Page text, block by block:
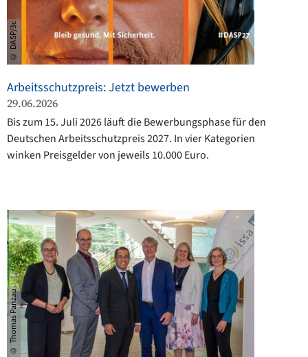
© DASP/3c
Arbeitsschutzpreis: Jetzt bewerben
29.06.2026
Bis zum 15. Juli 2026 läuft die Bewerbungsphase für den
Deutschen Arbeitsschutzpreis 2027. In vier Kategorien
winken Preisgelder von jeweils 10.000 Euro.
© Thomas Panzau